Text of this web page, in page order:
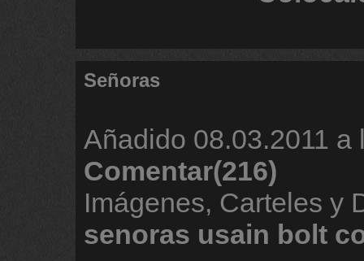
Señoras
Añadido 08.03.2011 a
Comentar(216)
Imágenes, Carteles y
senoras usain bolt